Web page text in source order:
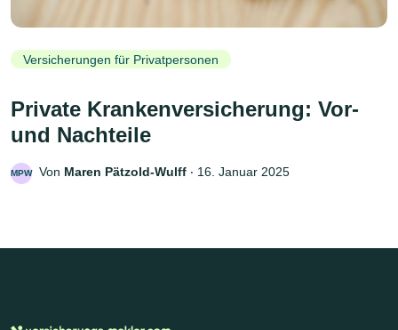
Versicherungen für Privatpersonen
Private Krankenversicherung: Vor-
und Nachteile
MPW Von Maren Pätzold-Wulff ‧ 16. Januar 2025